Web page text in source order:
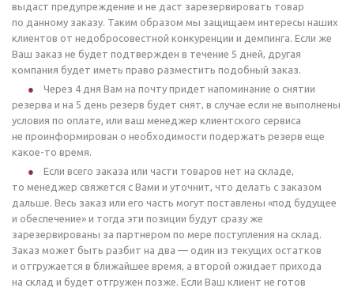
выдаст предупреждение и не даст зарезервировать товар
по данному заказу. Таким образом мы защищаем интересы наших
клиентов от недобросовестной конкуренции и демпинга. Если же
Ваш заказ не будет подтвержден в течение 5 дней, другая
компания будет иметь право разместить подобный заказ.
Через 4 дня Вам на почту придет напоминание о снятии
резерва и на 5 день резерв будет снят, в случае если не выполнены
условия по оплате, или ваш менеджер клиентского сервиса
не проинформирован о необходимости подержать резерв еще
какое-то время.
Если всего заказа или части товаров нет на складе,
то менеджер свяжется с Вами и уточнит, что делать с заказом
дальше. Весь заказ или его часть могут поставлены «под будущее
и обеспечение» и тогда эти позиции будут сразу же
зарезервированы за партнером по мере поступления на склад.
Заказ может быть разбит на два — один из текущих остатков
и отгружается в ближайшее время, а второй ожидает прихода
на склад и будет отгружен позже. Если Ваш клиент не готов